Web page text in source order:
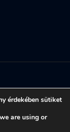
érdekében sütiket
are using or